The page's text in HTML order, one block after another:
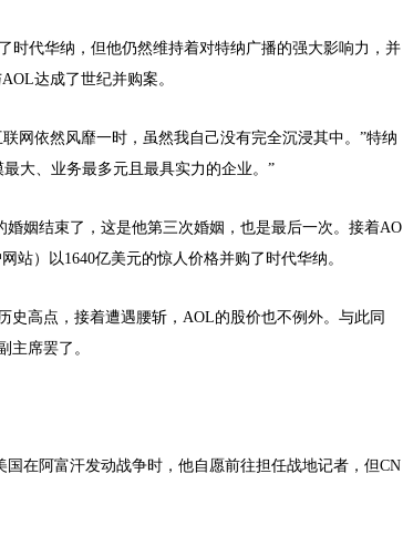
时代华纳，但他仍然维持着对特纳广播的强大影响力，并
达成了世纪并购案。
网依然风靡一时，虽然我自己没有完全沉浸其中。”特纳
大、业务最多元且最具实力的企业。”
姻结束了，这是他第三次婚姻，也是最后一次。接着AO
站）以1640亿美元的惊人价格并购了时代华纳。
高点，接着遭遇腰斩，AOL的股价也不例外。与此同
主席罢了。
在阿富汗发动战争时，他自愿前往担任战地记者，但CN